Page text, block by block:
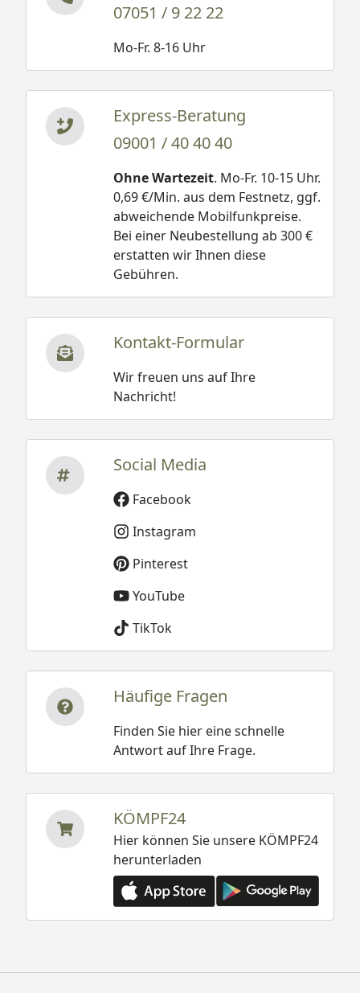
07051 / 9 22 22
Mo-Fr. 8-16 Uhr
Express-Beratung
09001 / 40 40 40
Ohne Wartezeit. Mo-Fr. 10-15 Uhr.
0,69 €/Min. aus dem Festnetz, ggf.
abweichende Mobilfunkpreise.
Bei einer Neubestellung ab 300 €
erstatten wir Ihnen diese
Gebühren.
Kontakt-Formular
Wir freuen uns auf Ihre
Nachricht!
Social Media
Facebook
Instagram
Pinterest
YouTube
TikTok
Häufige Fragen
Finden Sie hier eine schnelle
Antwort auf Ihre Frage.
KÖMPF24
Hier können Sie unsere KÖMPF24
herunterladen